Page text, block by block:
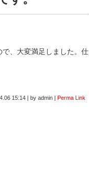
、大変満足しました。仕
15:14 | by admin | Perma Link